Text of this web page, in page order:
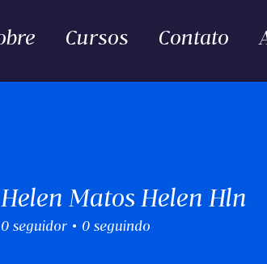
Cursos Contato
Helen Matos Helen Hln
0 seguidor 0 seguindo